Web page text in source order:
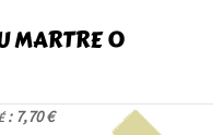
MARTRE 0
: 7,70 €